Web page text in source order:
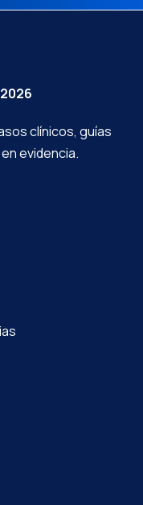
clínicos, guías
evidencia.